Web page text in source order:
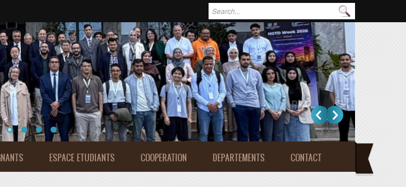
Formulaire de recherche
ESPACE ETUDIANTS COOPERATION DEPARTEMENTS CONTACT